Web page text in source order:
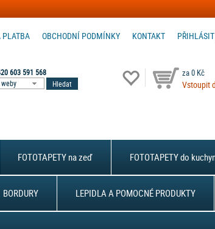
PŘIHLÁSIT
KONTAKT
OBCHODNÍ PODMÍNKY
PLATBA
603 591 568
za 0 Kč
Vstoupit
FOTOTAPETY na zeď FOTOTAPETY do
BORDURY LEPIDLA A POMOCNÉ PRODUKTY